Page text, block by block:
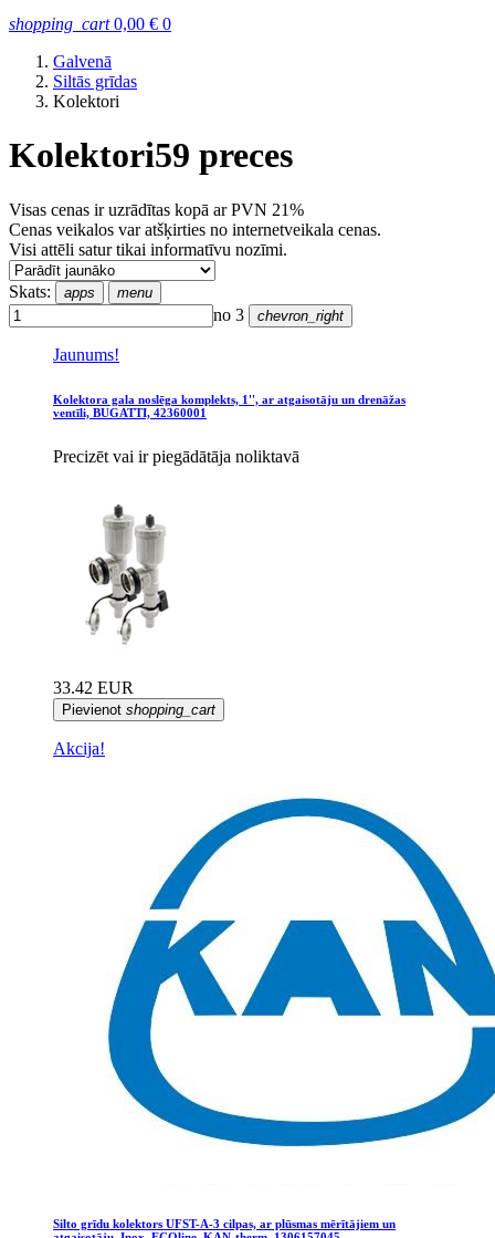
shopping_cart 0,00 € 0
Galvenā
Siltās grīdas
Kolektori
Kolektori59 preces
Visas cenas ir uzrādītas kopā ar PVN 21%
Cenas veikalos var atšķirties no internetveikala cenas.
Visi attēli satur tikai informatīvu nozīmi.
Skats: apps menu
no 3 chevron_right
Jaunums!
Kolektora gala noslēga komplekts, 1'', ar atgaisotāju un drenāžas
ventīli, BUGATTI, 42360001
Precizēt vai ir piegādātāja noliktavā
33.42 EUR
Pievienot shopping_cart
Akcija!
Silto grīdu kolektors UFST-A-3 cilpas, ar plūsmas mērītājiem un